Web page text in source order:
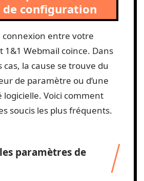
de configuration
connexion entre votre
1&1 Webmail coince. Dans
cas, la cause se trouve du
de paramètre ou d’une
Voici comment
soucis les plus fréquents.
paramètres de